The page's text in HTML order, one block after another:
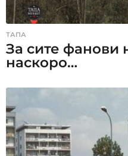
ТАПА
За сите фанови
наскоро…